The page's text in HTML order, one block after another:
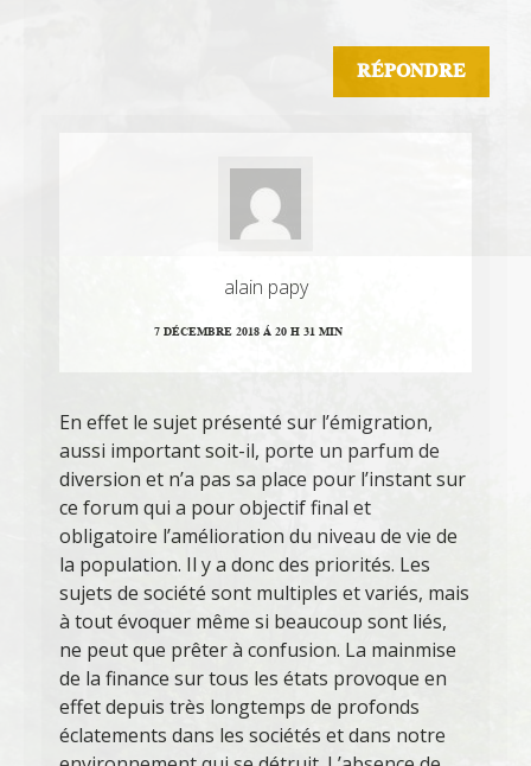
RÉPONDRE
alain papy
7 DÉCEMBRE 2018 Á 20 H 31 MIN
En effet le sujet présenté sur l’émigration,
aussi important soit-il, porte un parfum de
diversion et n’a pas sa place pour l’instant sur
ce forum qui a pour objectif final et
obligatoire l’amélioration du niveau de vie de
la population. Il y a donc des priorités. Les
sujets de société sont multiples et variés, mais
à tout évoquer même si beaucoup sont liés,
ne peut que prêter à confusion. La mainmise
de la finance sur tous les états provoque en
effet depuis très longtemps de profonds
éclatements dans les sociétés et dans notre